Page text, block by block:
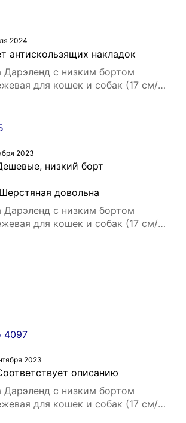
2024
антискользящих накладок
с низким бортом
для кошек и собак (17 см/
2023
низкий борт
Шерстяная довольна
с низким бортом
для кошек и собак (17 см/
4097
2023
описанию
с низким бортом
для кошек и собак (17 см/